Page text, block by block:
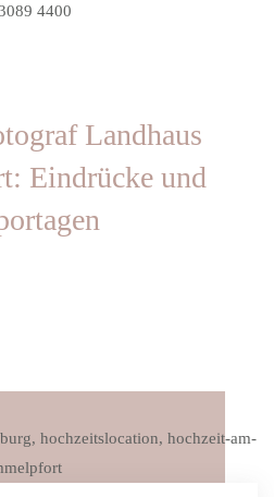
4400
Landhaus
Eindrücke und